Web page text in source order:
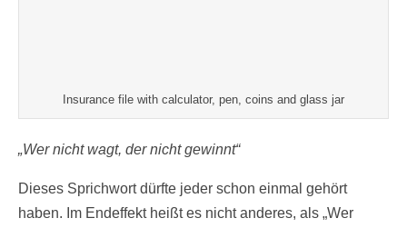
Insurance file with calculator, pen, coins and glass jar
„Wer nicht wagt, der nicht gewinnt“
Dieses Sprichwort dürfte jeder schon einmal gehört
haben. Im Endeffekt heißt es nicht anderes, als „Wer